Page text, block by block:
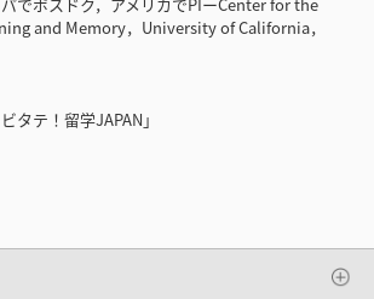
and Memory，University of California，
タテ！留学JAPAN」